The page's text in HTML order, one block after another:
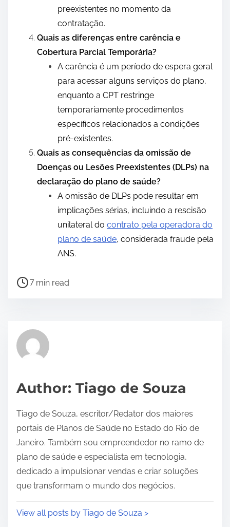
preexistentes no momento da
contratação.
Quais as diferenças entre carência e
Cobertura Parcial Temporária?
A carência é um período de espera geral
para acessar alguns serviços do plano,
enquanto a CPT restringe
temporariamente procedimentos
específicos relacionados a condições
pré-existentes.
Quais as consequências da omissão de
Doenças ou Lesões Preexistentes (DLPs) na
declaração do plano de saúde?
A omissão de DLPs pode resultar em
implicações sérias, incluindo a rescisão
unilateral do contrato pela operadora do
plano de saúde, considerada fraude pela
ANS.
P
r
e
t
i
e
7 min read
Author: Tiago de Souza
Tiago de Souza, escritor/Redator dos maiores
portais de Planos de Saúde no Estado do Rio de
Janeiro. Também sou empreendedor no ramo de
plano de saúde e especialista em tecnologia,
dedicado a impulsionar vendas e criar soluções
que transformam o mundo dos negócios.
View all posts by Tiago de Souza >